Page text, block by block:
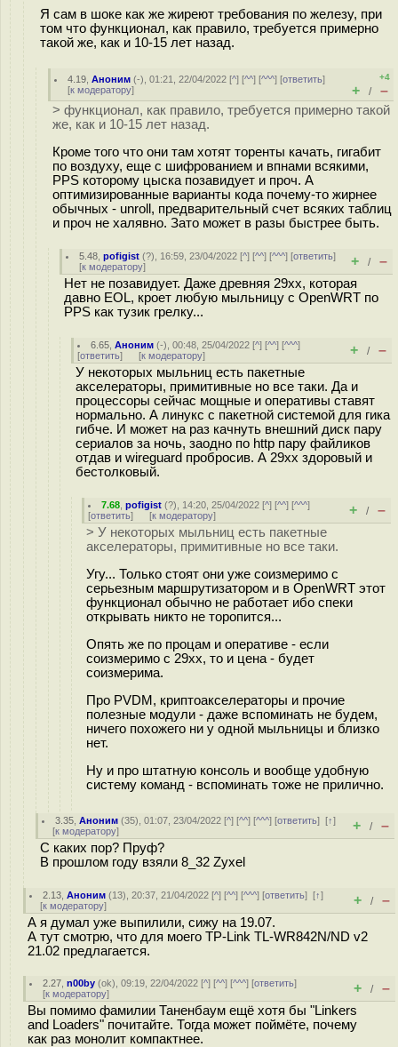
Я сам в шоке как же жиреют требования по железу, при
том что функционал, как правило, требуется примерно
такой же, как и 10-15 лет назад.
4.19 ,Аноним (-), 01:21, 22/04/2022 [^] [^^] [^^^] [ответить]
[к модератору]
+4
+ / –
> функционал, как правило, требуется примерно такой
же, как и 10-15 лет назад.
Кроме того что они там хотят торенты качать, гигабит
по воздуху, еще с шифрованием и впнами всякими,
PPS которому цыска позавидует и проч. А
оптимизированные варианты кода почему-то жирнее
обычных - unroll, предварительный счет всяких таблиц
и проч не халявно. Зато может в разы быстрее быть.
5.48 ,pofigist (?), 16:59, 23/04/2022 [^] [^^] [^^^] [ответить]
[к модератору] + / –
Нет не позавидует. Даже древняя 29хх, которая
давно EOL, кроет любую мыльницу с OpenWRT по
PPS как тузик грелку...
6.65 ,Аноним (-), 00:48, 25/04/2022 [^] [^^] [^^^]
[ответить] [к модератору] + / –
У некоторых мыльниц есть пакетные
акселераторы, примитивные но все таки. Да и
процессоры сейчас мощные и оперативы ставят
нормально. А линукс с пакетной системой для гика
гибче. И может на раз качнуть внешний диск пару
сериалов за ночь, заодно по http пару файликов
отдав и wireguard пробросив. А 29хх здоровый и
бестолковый.
7.68 ,pofigist (?), 14:20, 25/04/2022 [^] [^^] [^^^]
[ответить] [к модератору] + / –
> У некоторых мыльниц есть пакетные
акселераторы, примитивные но все таки.
Угу... Только стоят они уже соизмеримо с
серьезным маршрутизатором и в OpenWRT этот
функционал обычно не работает ибо спеки
открывать никто не торопится...
Опять же по процам и оперативе - если
соизмеримо с 29хх, то и цена - будет
соизмерима.
Про PVDM, криптоакселераторы и прочие
полезные модули - даже вспоминать не будем,
ничего похожего ни у одной мыльницы и близко
нет.
Ну и про штатную консоль и вообще удобную
систему команд - вспоминать тоже не прилично.
3.35 ,Аноним (35), 01:07, 23/04/2022 [^] [^^] [^^^] [ответить][↑]
[к модератору] + / –
С каких пор? Пруф?
В прошлом году взяли 8_32 Zyxel
2.13 ,Аноним (13), 20:37, 21/04/2022 [^] [^^] [^^^] [ответить][↑]
[к модератору] + / –
А я думал уже выпилили, сижу на 19.07.
А тут смотрю, что для моего TP-Link TL-WR842N/ND v2
21.02 предлагается.
2.27 ,n00by (ok), 09:19, 22/04/2022 [^] [^^] [^^^] [ответить]
[к модератору] + / –
Вы помимо фамилии Таненбаум ещё хотя бы "Linkers
and Loaders" почитайте. Тогда может поймёте, почему
как раз монолит компактнее.